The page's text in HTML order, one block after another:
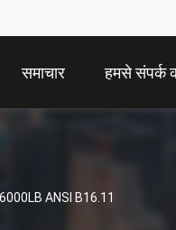
समाचार हमसे संपर्क
ANSI B16.11